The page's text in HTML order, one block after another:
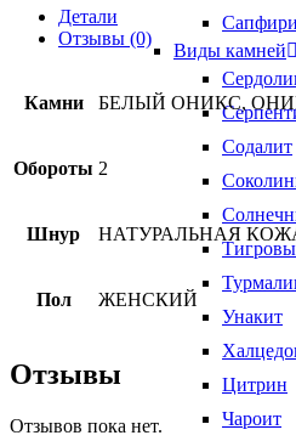
Виды камней
Содалит
Унакит
Цитрин
Чароит
Детали
Отзывы (0)
Камни БЕЛЫЙ ОНИКС,
Обороты 2
Шнур НАТУРАЛЬНАЯ
Пол ЖЕНСКИЙ
Отзывы
Отзывов пока нет.